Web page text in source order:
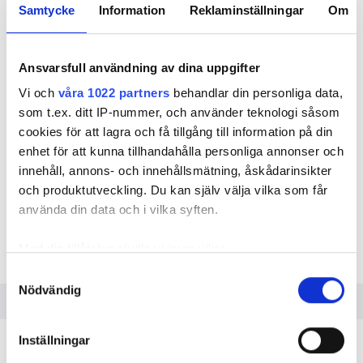
Samtycke Information Reklaminställningar Om
Ansvarsfull användning av dina uppgifter
Vi och våra 1022 partners behandlar din personliga data,
som t.ex. ditt IP-nummer, och använder teknologi såsom
cookies för att lagra och få tillgång till information på din
enhet för att kunna tillhandahålla personliga annonser och
innehåll, annons- och innehållsmätning, åskådarinsikter
och produktutveckling. Du kan själv välja vilka som får
använda din data och i vilka syften.
som kan ha en noggrannhet på upp till flera meter
Ta reda på mer om hur dina personliga uppgifter
Nödvändig
Inställningar
David Cramér, analyschef på Innovationsföretagen.
civilingenjörsutbildningen är svar på några
av teknikkonsultbranschens största
utmaningar. Innovationsföretagens
analyschef David Cramér förklarar hur.
Samtidigt presenterar VVS-Forum listan
med Sveriges största VVS-konsulter.
TEXT
klas.sorbo@vvsforum.se
TEKNIKKONSULTFÖRETAGEN OMSATTE 46 MILJARDER